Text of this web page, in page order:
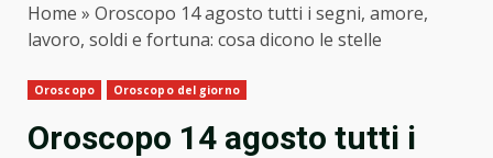
Home » Oroscopo 14 agosto tutti i segni, amore,
lavoro, soldi e fortuna: cosa dicono le stelle
Oroscopo Oroscopo del giorno
Oroscopo 14 agosto tutti i